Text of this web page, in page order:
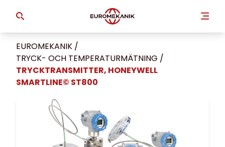
EUROMEKANIK /
TRYCK- OCH TEMPERATUR­MÄTNING /
TRYCKTRANSMITTER, HONEYWELL
SMARTLINE© ST800